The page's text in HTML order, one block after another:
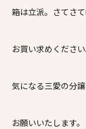
よくある質問
展示場・モデル
施工事例
家づくりコラ
箱は立派。さてさ
お買い求めくださ
気になる三愛の分
お願いいたします。